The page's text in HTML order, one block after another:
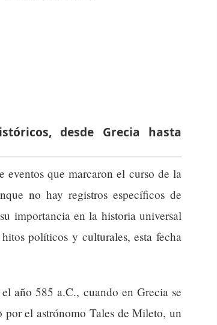
desde Grecia hasta
que marcaron el curso de la
no hay registros específicos de
importancia en la historia universal
políticos y culturales, esta fecha
año 585 a.C., cuando en Grecia se
el astrónomo Tales de Mileto, un